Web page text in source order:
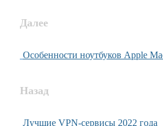
Далее
Особенности ноутбуков Apple
Назад
Лучшие VPN-сервисы 2022 года